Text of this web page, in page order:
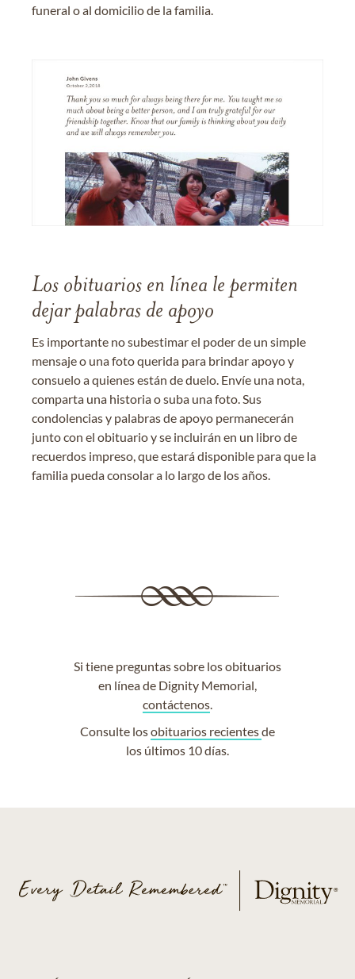
funeral o al domicilio de la familia.
Los obituarios en línea le permiten
dejar palabras de apoyo
Es importante no subestimar el poder de un simple
mensaje o una foto querida para brindar apoyo y
consuelo a quienes están de duelo. Envíe una nota,
comparta una historia o suba una foto. Sus
condolencias y palabras de apoyo permanecerán
junto con el obituario y se incluirán en un libro de
recuerdos impreso, que estará disponible para que la
familia pueda consolar a lo largo de los años.
Si tiene preguntas sobre los obituarios
en línea de Dignity Memorial,
contáctenos.
Consulte losobituarios recientesde
los últimos 10 días.